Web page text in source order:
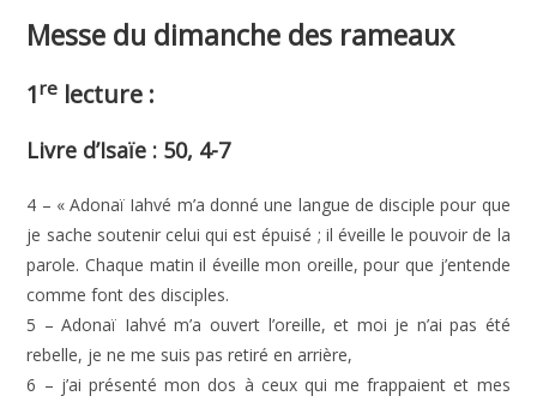
Messe du dimanche des rameaux
1re lecture :
Livre d’Isaïe : 50, 4-7
4 – « Adonaï Iahvé m’a donné une langue de disciple pour que
je sache soutenir celui qui est épuisé ; il éveille le pouvoir de la
parole. Chaque matin il éveille mon oreille, pour que j’entende
comme font des disciples.
5 – Adonaï Iahvé m’a ouvert l’oreille, et moi je n’ai pas été
rebelle, je ne me suis pas retiré en arrière,
6 – j’ai présenté mon dos à ceux qui me frappaient et mes